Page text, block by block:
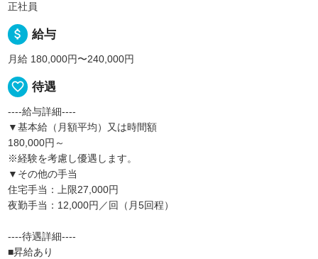
正社員
attach_money 給与
月給 180,000円〜240,000円
favorite_border 待遇
----給与詳細----
▼基本給（月額平均）又は時間額
180,000円～
※経験を考慮し優遇します。
▼その他の手当
住宅手当：上限27,000円
夜勤手当：12,000円／回（月5回程）
----待遇詳細----
■昇給あり